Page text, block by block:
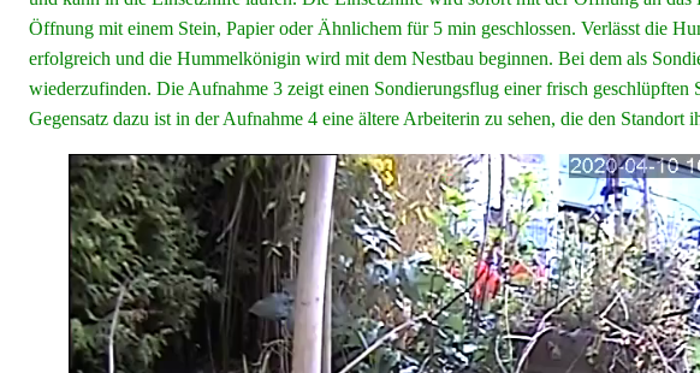
Öffnung mit einem Stein, Papier oder Ähnlichem für 5 min geschlossen. Verlässt die
erfolgreich und die Hummelkönigin wird mit dem Nestbau beginnen. Bei dem als
wiederzufinden. Die Aufnahme 3 zeigt einen Sondierungsflug einer frisch
Gegensatz dazu ist in der Aufnahme 4 eine ältere Arbeiterin zu sehen, die den Standort